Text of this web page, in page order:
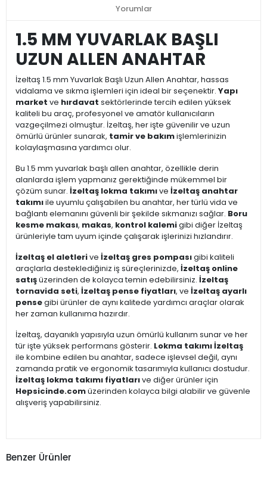
Yorumlar
1.5 MM YUVARLAK BAŞLI
UZUN ALLEN ANAHTAR
İzeltaş 1.5 mm Yuvarlak Başlı Uzun Allen Anahtar, hassas
vidalama ve sıkma işlemleri için ideal bir seçenektir. Yapı
market ve hırdavat sektörlerinde tercih edilen yüksek
kaliteli bu araç, profesyonel ve amatör kullanıcıların
vazgeçilmezi olmuştur. İzeltaş, her işte güvenilir ve uzun
ömürlü ürünler sunarak, tamir ve bakımişlemlerinizin
kolaylaşmasına yardımcı olur.
Bu 1.5 mm yuvarlak başlı allen anahtar, özellikle derin
alanlarda işlem yapmanız gerektiğinde mükemmel bir
çözüm sunar. İzeltaş lokma takımıve İzeltaş anahtar
takımıile uyumlu çalışabilen bu anahtar, her türlü vida ve
bağlantı elemanını güvenli bir şekilde sıkmanızı sağlar. Boru
kesme makası, makas, kontrol kalemigibi diğer İzeltaş
ürünleriyle tam uyum içinde çalışarak işlerinizi hızlandırır.
İzeltaş el aletlerive İzeltaş gres pompasıgibi kaliteli
araçlarla desteklediğiniz iş süreçlerinizde, İzeltaş online
satışüzerinden de kolayca temin edebilirsiniz. İzeltaş
tornavida seti, İzeltaş pense fiyatları, ve İzeltaş ayarlı
pensegibi ürünler de aynı kalitede yardımcı araçlar olarak
her zaman kullanıma hazırdır.
İzeltaş, dayanıklı yapısıyla uzun ömürlü kullanım sunar ve her
tür işte yüksek performans gösterir. Lokma takımı İzeltaş
ile kombine edilen bu anahtar, sadece işlevsel değil, aynı
zamanda pratik ve ergonomik tasarımıyla kullanıcı dostudur.
İzeltaş lokma takımı fiyatlarıve diğer ürünler için
Hepsicinde.comüzerinden kolayca bilgi alabilir ve güvenle
alışveriş yapabilirsiniz.
Benzer Ürünler